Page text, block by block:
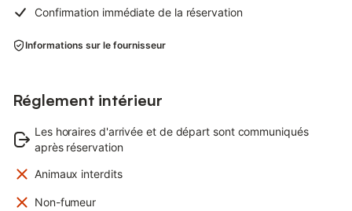
Confirmation immédiate de la réservation
Informations sur le fournisseur
Réglement intérieur
Les horaires d'arrivée et de départ sont communiqués
après réservation
Animaux interdits
Non-fumeur